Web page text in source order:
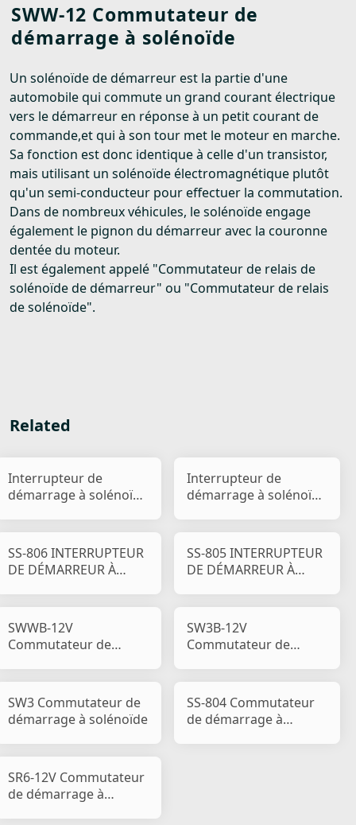
SWW-12 Commutateur de
démarrage à solénoïde
Un solénoïde de démarreur est la partie d'une
automobile qui commute un grand courant électrique
vers le démarreur en réponse à un petit courant de
commande,et qui à son tour met le moteur en marche.
Sa fonction est donc identique à celle d'un transistor,
mais utilisant un solénoïde électromagnétique plutôt
qu'un semi-conducteur pour effectuer la commutation.
Dans de nombreux véhicules, le solénoïde engage
également le pignon du démarreur avec la couronne
dentée du moteur.
Il est également appelé "Commutateur de relais de
solénoïde de démarreur" ou "Commutateur de relais
de solénoïde".
Related
Interrupteur de
démarrage à solénoïde
Interrupteur de
démarrage à solénoïde
SS-806 INTERRUPTEUR
DE DÉMARREUR À
SS-805 INTERRUPTEUR
DE DÉMARREUR À
SWWB-12V
Commutateur de
SW3B-12V
Commutateur de
SW3 Commutateur de
démarrage à solénoïde
SS-804 Commutateur
de démarrage à
SR6-12V Commutateur
de démarrage à